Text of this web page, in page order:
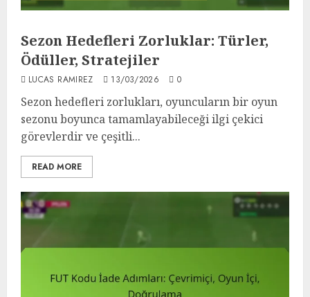
Sezon Hedefleri Zorluklar: Türler,
Ödüller, Stratejiler
LUCAS RAMIREZ 13/03/2026 0
Sezon hedefleri zorlukları, oyuncuların bir oyun
sezonu boyunca tamamlayabileceği ilgi çekici
görevlerdir ve çeşitli...
READ MORE